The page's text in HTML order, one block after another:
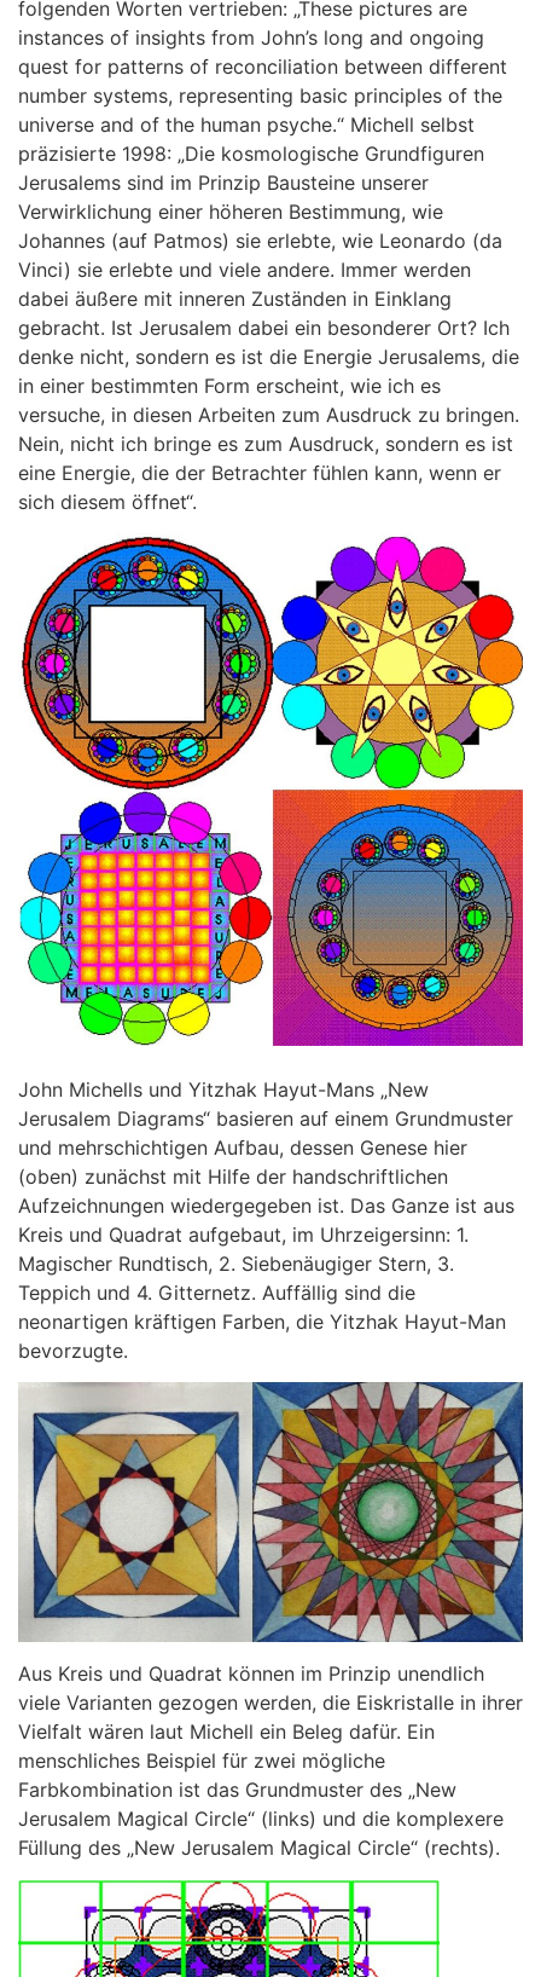
folgenden Worten vertrieben: „These pictures are
instances of insights from John’s long and ongoing
quest for patterns of reconciliation between different
number systems, representing basic principles of the
universe and of the human psyche.“ Michell selbst
präzisierte 1998: „Die kosmologische Grundfiguren
Jerusalems sind im Prinzip Bausteine unserer
Verwirklichung einer höheren Bestimmung, wie
Johannes (auf Patmos) sie erlebte, wie Leonardo (da
Vinci) sie erlebte und viele andere. Immer werden
dabei äußere mit inneren Zuständen in Einklang
gebracht. Ist Jerusalem dabei ein besonderer Ort? Ich
denke nicht, sondern es ist die Energie Jerusalems, die
in einer bestimmten Form erscheint, wie ich es
versuche, in diesen Arbeiten zum Ausdruck zu bringen.
Nein, nicht ich bringe es zum Ausdruck, sondern es ist
eine Energie, die der Betrachter fühlen kann, wenn er
sich diesem öffnet“.
John Michells und Yitzhak Hayut-Mans „New
Jerusalem Diagrams“ basieren auf einem Grundmuster
und mehrschichtigen Aufbau, dessen Genese hier
(oben) zunächst mit Hilfe der handschriftlichen
Aufzeichnungen wiedergegeben ist. Das Ganze ist aus
Kreis und Quadrat aufgebaut, im Uhrzeigersinn: 1.
Magischer Rundtisch, 2. Siebenäugiger Stern, 3.
Teppich und 4. Gitternetz. Auffällig sind die
neonartigen kräftigen Farben, die Yitzhak Hayut-Man
bevorzugte.
Aus Kreis und Quadrat können im Prinzip unendlich
viele Varianten gezogen werden, die Eiskristalle in ihrer
Vielfalt wären laut Michell ein Beleg dafür. Ein
menschliches Beispiel für zwei mögliche
Farbkombination ist das Grundmuster des „New
Jerusalem Magical Circle“ (links) und die komplexere
Füllung des „New Jerusalem Magical Circle“ (rechts).